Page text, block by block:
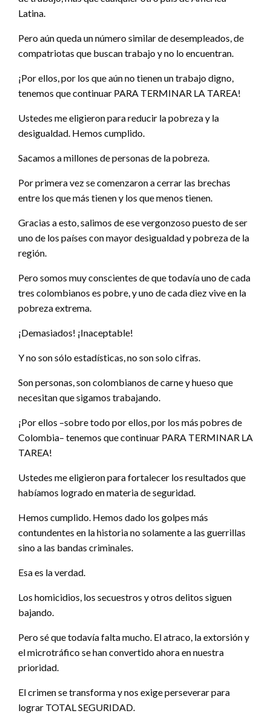
Latina.
Pero aún queda un número similar de desempleados, de
compatriotas que buscan trabajo y no lo encuentran.
¡Por ellos, por los que aún no tienen un trabajo digno,
tenemos que continuar PARA TERMINAR LA TAREA!
Ustedes me eligieron para reducir la pobreza y la
desigualdad. Hemos cumplido.
Sacamos a millones de personas de la pobreza.
Por primera vez se comenzaron a cerrar las brechas
entre los que más tienen y los que menos tienen.
Gracias a esto, salimos de ese vergonzoso puesto de ser
uno de los países con mayor desigualdad y pobreza de la
región.
Pero somos muy conscientes de que todavía uno de cada
tres colombianos es pobre, y uno de cada diez vive en la
pobreza extrema.
¡Demasiados! ¡Inaceptable!
Y no son sólo estadísticas, no son solo cifras.
Son personas, son colombianos de carne y hueso que
necesitan que sigamos trabajando.
¡Por ellos –sobre todo por ellos, por los más pobres de
Colombia– tenemos que continuar PARA TERMINAR LA
TAREA!
Ustedes me eligieron para fortalecer los resultados que
habíamos logrado en materia de seguridad.
Hemos cumplido. Hemos dado los golpes más
contundentes en la historia no solamente a las guerrillas
sino a las bandas criminales.
Esa es la verdad.
Los homicidios, los secuestros y otros delitos siguen
bajando.
Pero sé que todavía falta mucho. El atraco, la extorsión y
el microtráfico se han convertido ahora en nuestra
prioridad.
El crimen se transforma y nos exige perseverar para
lograr TOTAL SEGURIDAD.